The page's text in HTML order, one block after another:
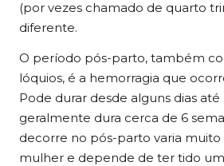
(por vezes chamado de quarto
diferente.
O período pós-parto, também
lóquios, é a hemorragia que
Pode durar desde alguns dias até
geralmente dura cerca de 6
decorre no pós-parto varia
mulher e depende de ter tido